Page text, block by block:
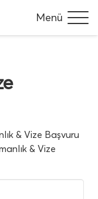
Menü
& Vize Başvuru
& Vize